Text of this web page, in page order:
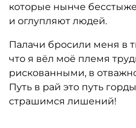
которые нынче
и оглупляют людей.
Палачи бросили меня в
что я вёл моё племя
рискованными, в
Путь в рай это путь
страшимся лишений!